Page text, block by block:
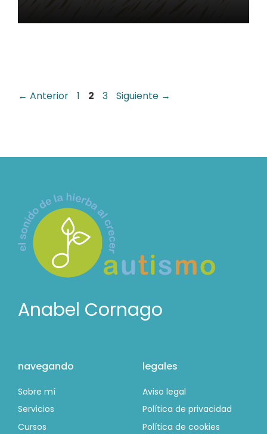
← Anterior Página
1 Página
2 Página
3 Siguiente →
Anabel Cornago
navegando
Sobre mí
Servicios
Cursos
legales
Aviso legal
Política de privacidad
Política de cookies